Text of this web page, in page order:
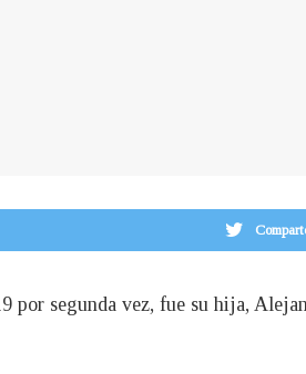
por segunda vez, fue su hija,